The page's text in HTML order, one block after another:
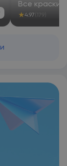
Все краски
★4.97 (179)